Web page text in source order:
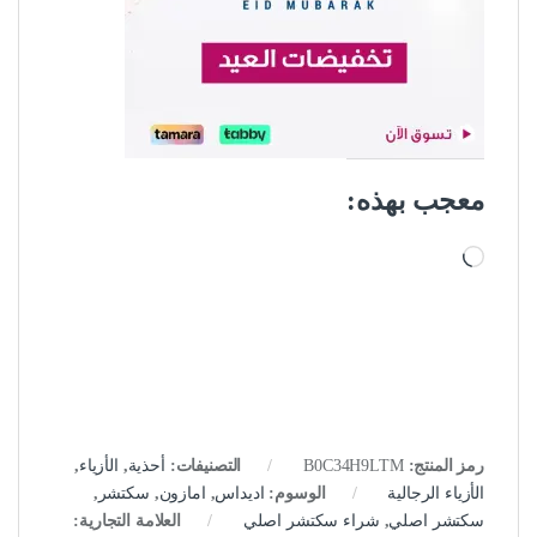
معجب بهذه:
جاري التحميل…
رمز المنتج:B0C34H9LTM التصنيفات: أحذية, الأزياء,
الأزياء الرجالية
الوسوم: اديداس, امازون, سكتشر ,
سكتشر اصلي, شراء سكتشر اصلي
العلامة التجارية: